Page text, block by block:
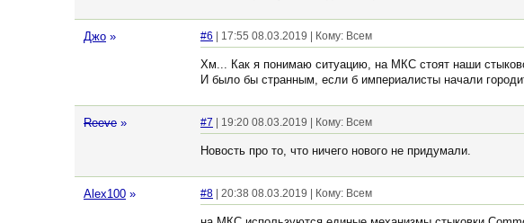
Джо » #6 | 17:55 08.03.2019 | Кому: Всем
Хм... Как я понимаю ситуацию, на МКС стоят наши
И было бы странным, если б империалисты начали
Reeve » #7 | 19:20 08.03.2019 | Кому: Всем
Новость про то, что ничего нового не придумали.
Alex100 » #8 | 20:38 08.03.2019 | Кому: Всем